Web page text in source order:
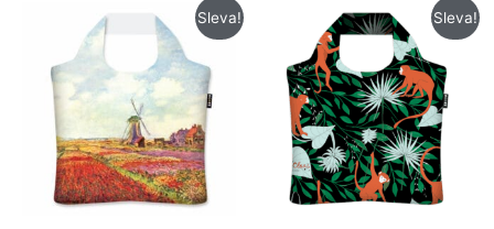
Sleva!
Původní
cena
259 Kč.
Aktuální
cena
je:
179 Kč.
Sleva!
Původní
cena
259 Kč.
Aktuální
cena
je:
179 Kč.